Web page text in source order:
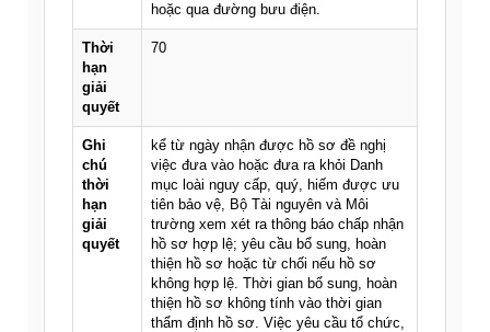
hoặc qua đường bưu điện.
Thời
hạn
giải
quyết
70
Ghi
chú
thời
hạn
giải
quyết
kể từ ngày nhận được hồ sơ đề nghị
việc đưa vào hoặc đưa ra khỏi Danh
mục loài nguy cấp, quý, hiếm được ưu
tiên bảo vệ, Bộ Tài nguyên và Môi
trường xem xét ra thông báo chấp nhận
hồ sơ hợp lệ; yêu cầu bổ sung, hoàn
thiện hồ sơ hoặc từ chối nếu hồ sơ
không hợp lệ. Thời gian bổ sung, hoàn
thiện hồ sơ không tính vào thời gian
thẩm định hồ sơ. Việc yêu cầu tổ chức,